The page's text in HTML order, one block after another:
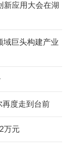
新应用大会在湖
域巨头构建产业
再度走到台前
万元